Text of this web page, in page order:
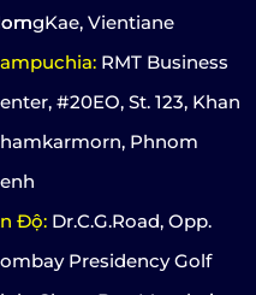
Vientiane
RMT Business
#20EO, St. 123, Khan
Phnom
Độ: Dr.C.G.Road, Opp.
Presidency Golf